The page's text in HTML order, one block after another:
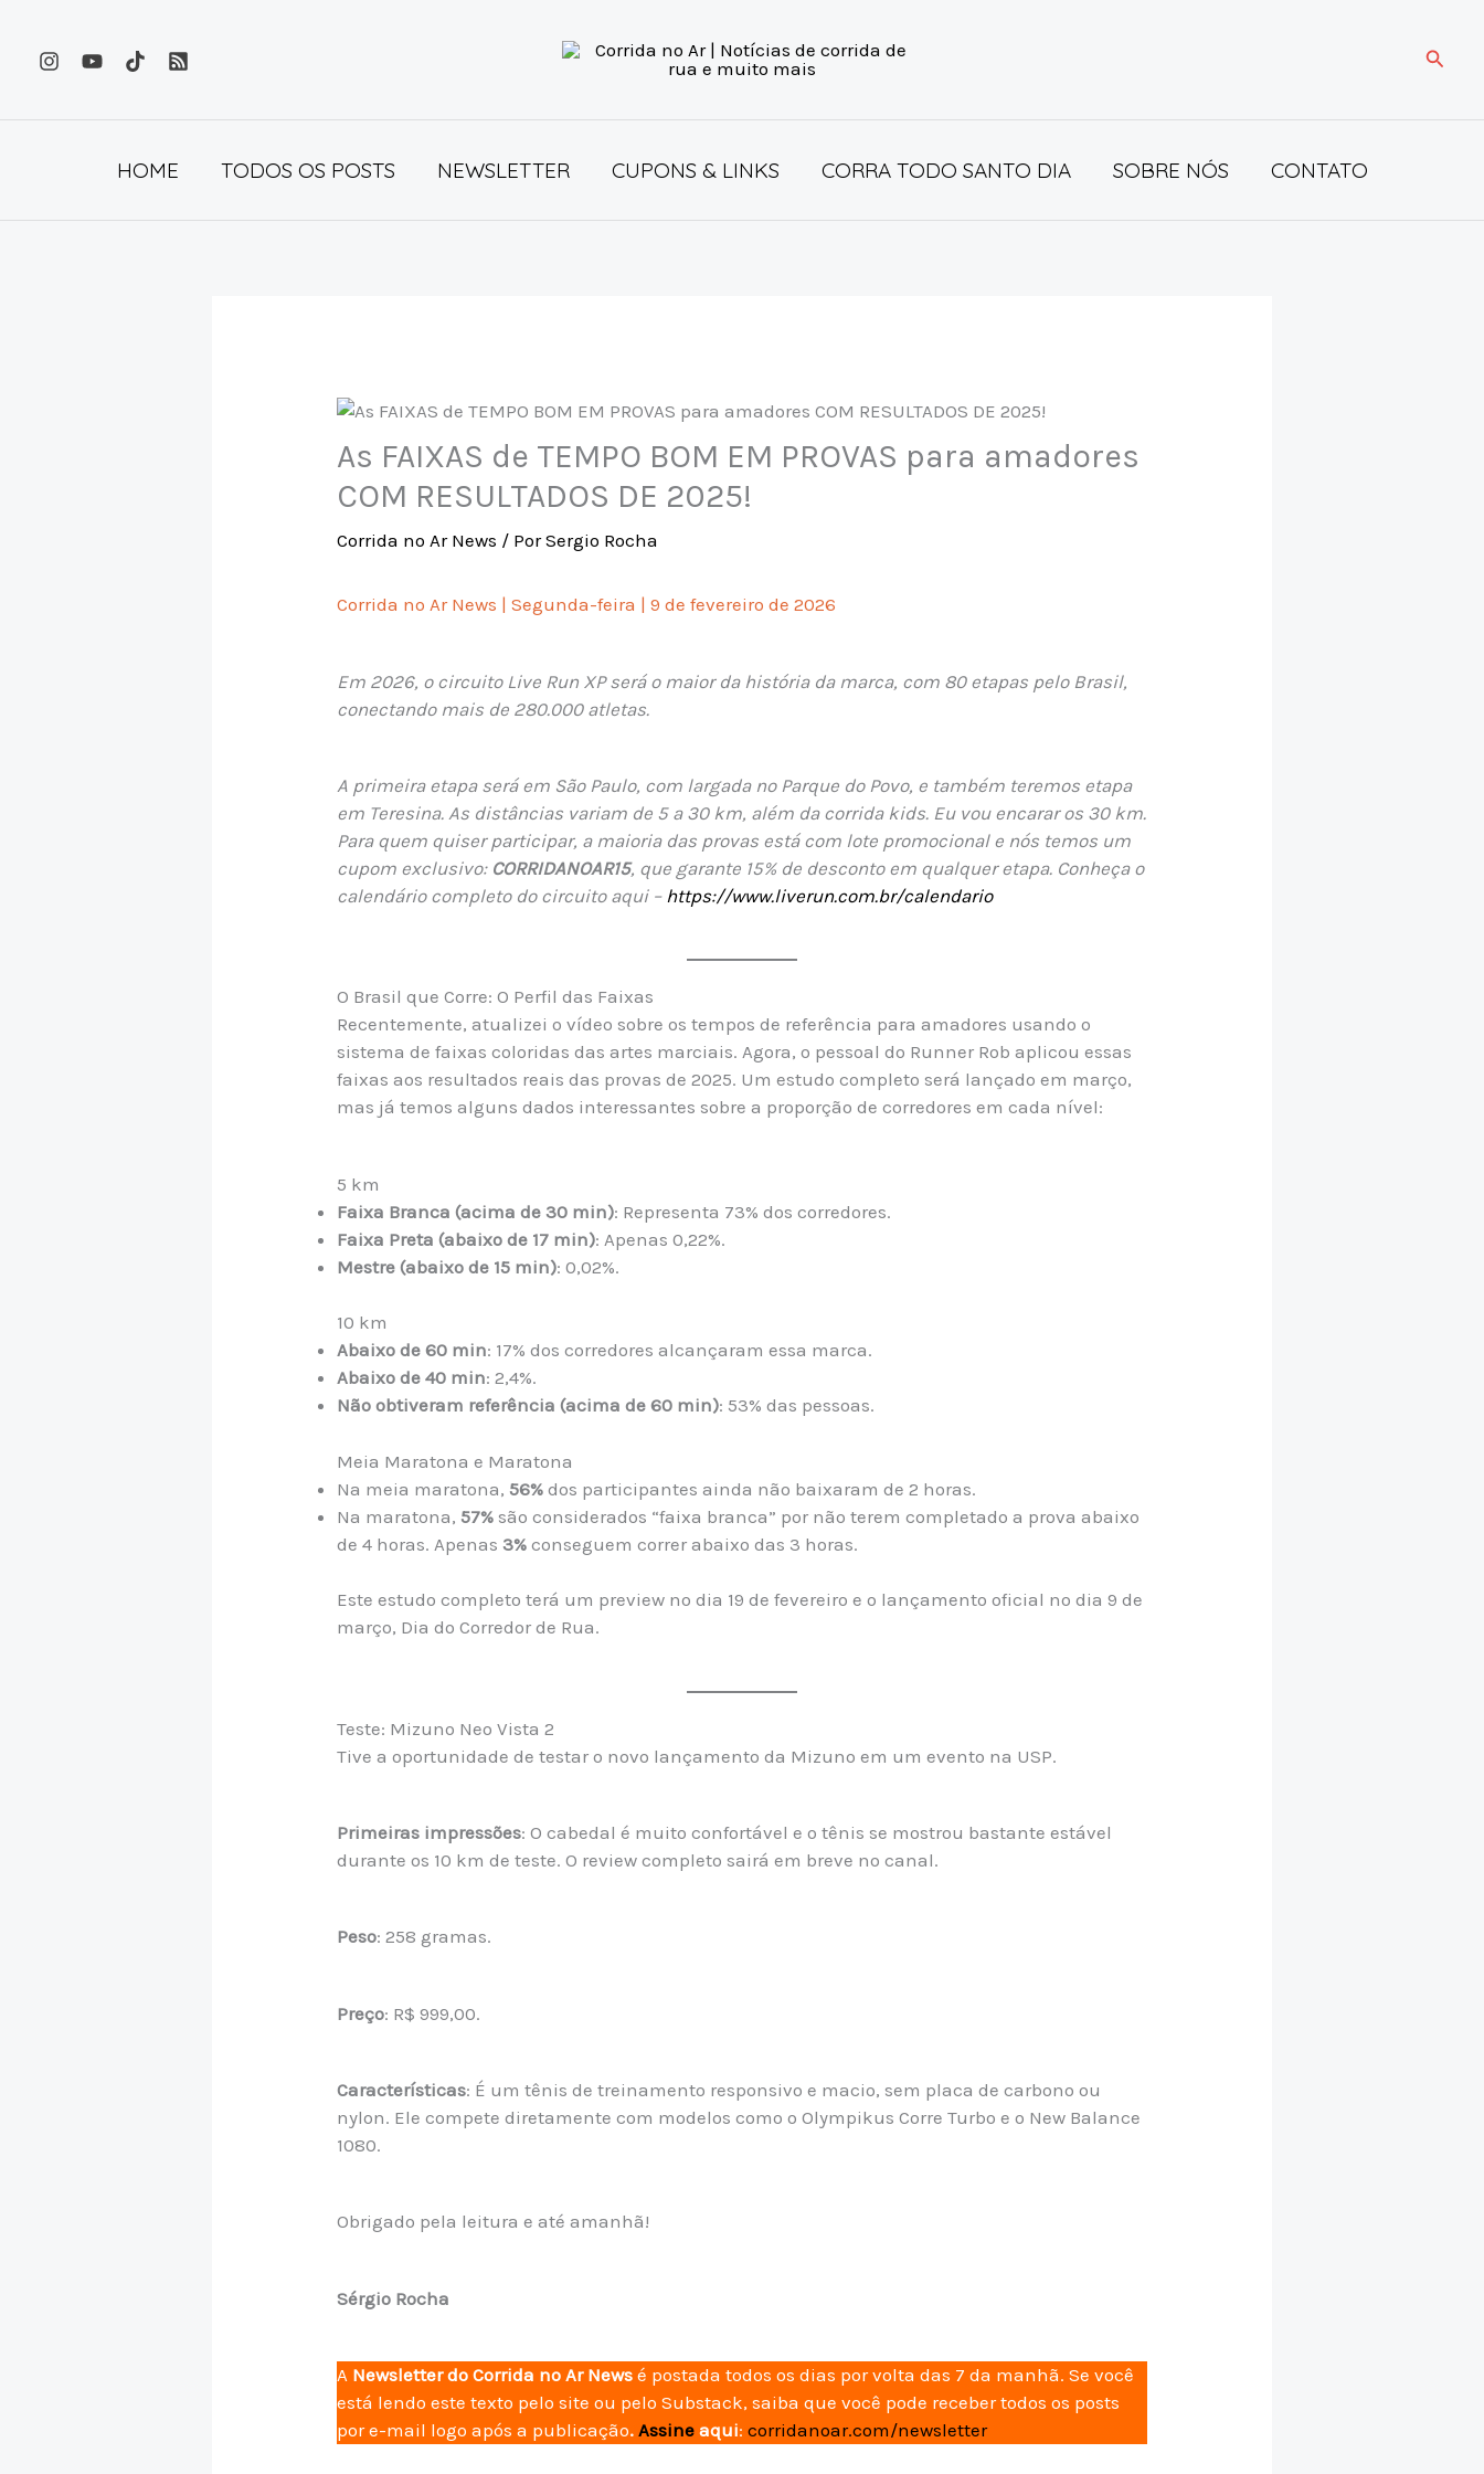
HOME TODOS OS POSTS NEWSLETTER CUPONS & LINKS CORRA TODO SANTO DIA SOBRE NÓS CONTATO
As FAIXAS de TEMPO BOM EM PROVAS para amadores
COM RESULTADOS DE 2025!
Corrida no Ar News / PorSergio Rocha
Corrida no Ar News | Segunda-feira | 9 de fevereiro de 2026
Em 2026, o circuito Live Run XP será o maior da história da marca, com 80 etapas pelo Brasil,
conectando mais de 280.000 atletas.
A primeira etapa será em São Paulo, com largada no Parque do Povo, e também teremos etapa
em Teresina. As distâncias variam de 5 a 30 km, além da corrida kids. Eu vou encarar os 30 km.
Para quem quiser participar, a maioria das provas está com lote promocional e nós temos um
cupom exclusivo: CORRIDANOAR15, que garante 15% de desconto em qualquer etapa. Conheça o
calendário completo do circuito aqui – https://www.liverun.com.br/calendario
O Brasil que Corre: O Perfil das Faixas
Recentemente, atualizei o vídeo sobre os tempos de referência para amadores usando o
sistema de faixas coloridas das artes marciais. Agora, o pessoal do Runner Rob aplicou essas
faixas aos resultados reais das provas de 2025. Um estudo completo será lançado em março,
mas já temos alguns dados interessantes sobre a proporção de corredores em cada nível:
5 km
Faixa Branca (acima de 30 min): Representa 73% dos corredores.
Faixa Preta (abaixo de 17 min): Apenas 0,22%.
Mestre (abaixo de 15 min): 0,02%.
10 km
Abaixo de 60 min: 17% dos corredores alcançaram essa marca.
Abaixo de 40 min: 2,4%.
Não obtiveram referência (acima de 60 min): 53% das pessoas.
Meia Maratona e Maratona
Na meia maratona,56% dos participantes ainda não baixaram de 2 horas.
Na maratona,57% são considerados “faixa branca” por não terem completado a prova abaixo
de 4 horas. Apenas3% conseguem correr abaixo das 3 horas.
Este estudo completo terá um preview no dia 19 de fevereiro e o lançamento oficial no dia 9 de
março, Dia do Corredor de Rua.
Teste: Mizuno Neo Vista 2
Tive a oportunidade de testar o novo lançamento da Mizuno em um evento na USP.
Primeiras impressões: O cabedal é muito confortável e o tênis se mostrou bastante estável
durante os 10 km de teste. O review completo sairá em breve no canal.
Peso: 258 gramas.
Preço: R$ 999,00.
Características: É um tênis de treinamento responsivo e macio, sem placa de carbono ou
nylon. Ele compete diretamente com modelos como o Olympikus Corre Turbo e o New Balance
1080.
Obrigado pela leitura e até amanhã!
Sérgio Rocha
A Newsletter do Corrida no Ar Newsé postada todos os dias por volta das 7 da manhã. Se você
está lendo este texto pelo site ou pelo Substack, saiba que você pode receber todos os posts
por e-mail logo após a publicação.Assineaqui:corridanoar.com/newsletter